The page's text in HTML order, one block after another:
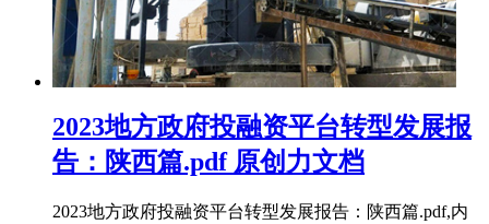
2023地方政府投融资平台转型发展报
告：陕西篇.pdf 原创力文档
2023地方政府投融资平台转型发展报告：陕西篇.pdf,内